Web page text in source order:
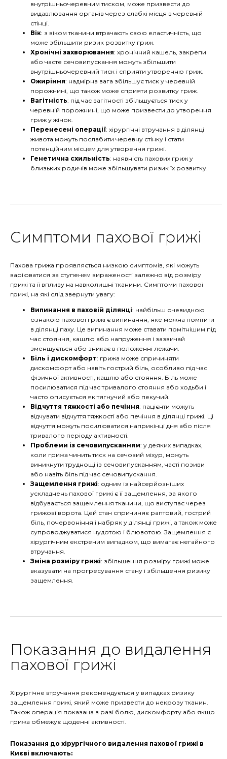
внутрішньочеревним тиском, може призвести до
видавлювання органів через слабкі місця в черевній
стінці.
Вік: з віком тканини втрачають свою еластичність, що
може збільшити ризик розвитку гриж.
Хронічні захворювання: хронічний кашель, закрепи
або часте сечовипускання можуть збільшити
внутрішньочеревний тиск і сприяти утворенню гриж.
Ожиріння: надмірна вага збільшує тиск у черевній
порожнині, що також може сприяти розвитку гриж.
Вагітність: під час вагітності збільшується тиск у
черевній порожнині, що може призвести до утворення
гриж у жінок.
Перенесені операції: хірургічні втручання в ділянці
живота можуть послабити черевну стінку і стати
потенційним місцем для утворення грижі.
Генетична схильність: наявність пахових гриж у
близьких родичів може збільшувати ризик їх розвитку.
Симптоми пахової грижі
Пахова грижа проявляється низкою симптомів, які можуть
варіюватися за ступенем вираженості залежно від розміру
грижі та її впливу на навколишні тканини. Симптоми пахової
грижі, на які слід звернути увагу:
Випинання в паховій ділянці: найбільш очевидною
ознакою пахової грижі є випинання, яке можна помітити
в ділянці паху. Це випинання може ставати помітнішим під
час стояння, кашлю або напруження і зазвичай
зменшується або зникає в положенні лежачи.
Біль і дискомфорт: грижа може спричиняти
дискомфорт або навіть гострий біль, особливо під час
фізичної активності, кашлю або стояння. Біль може
посилюватися під час тривалого стояння або ходьби і
часто описується як тягнучий або пекучий.
Відчуття тяжкості або печіння: пацієнти можуть
відчувати відчуття тяжкості або печіння в ділянці грижі. Ці
відчуття можуть посилюватися наприкінці дня або після
тривалого періоду активності.
Проблеми із сечовипусканням: у деяких випадках,
коли грижа чинить тиск на сечовий міхур, можуть
виникнути труднощі із сечовипусканням, часті позиви
або навіть біль під час сечовипускання.
Защемлення грижі: одним із найсерйозніших
ускладнень пахової грижі є її защемлення, за якого
відбувається защемлення тканини, що виступає через
грижові ворота. Цей стан спричиняє раптовий, гострий
біль, почервоніння і набряк у ділянці грижі, а також може
супроводжуватися нудотою і блювотою. Защемлення є
хірургічним екстреним випадком, що вимагає негайного
втручання.
Зміна розміру грижі: збільшення розміру грижі може
вказувати на прогресування стану і збільшення ризику
защемлення.
Показання до видалення
пахової грижі
Хірургічне втручання рекомендується у випадках ризику
защемлення грижі, який може призвести до некрозу тканин.
Також операція показана в разі болю, дискомфорту або якщо
грижа обмежує щоденні активності.
Показання до хірургічного видалення пахової грижі в
Києві включають: